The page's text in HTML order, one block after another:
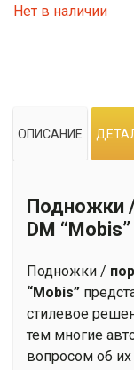
Нет в наличии
ОПИСАНИЕ
Подножки /
DM “Mobis”
Подножки /
“Mobis”
стилевое
тем многие
вопросом об их